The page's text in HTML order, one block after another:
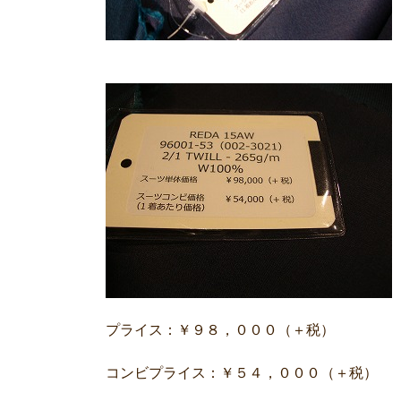
プライス：￥９８，０００（＋税）
コンビプライス：￥５４，０００（＋税）